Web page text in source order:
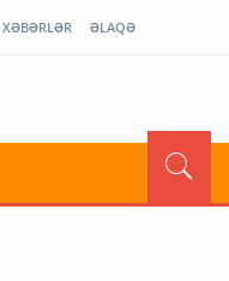
XƏBƏRLƏR ƏLAQƏ